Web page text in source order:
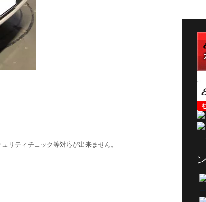
リティチェック等対応が出来ません。
ー